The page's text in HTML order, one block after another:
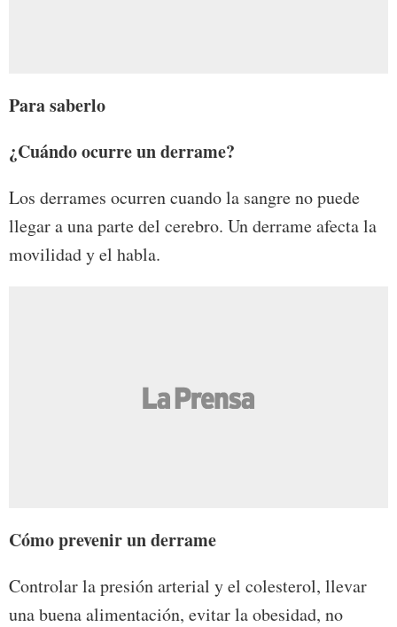
Para saberlo
¿Cuándo ocurre un derrame?
Los derrames ocurren cuando la sangre no puede
llegar a una parte del cerebro. Un derrame afecta la
movilidad y el habla.
Cómo prevenir un derrame
Controlar la presión arterial y el colesterol, llevar
una buena alimentación, evitar la obesidad, no